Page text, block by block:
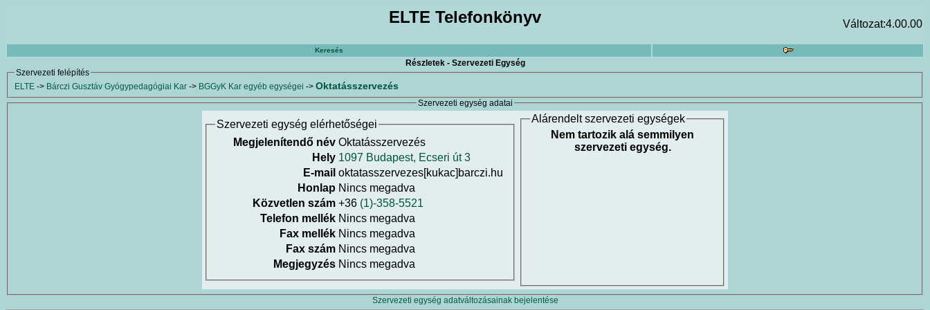
ELTE Telefonkönyv Változat:4.00.00
Keresés
Részletek - Szervezeti Egység
Szervezeti felépítés
ELTE -> Bárczi Gusztáv Gyógypedagógiai Kar -> BGGyK Kar egyéb egységei -> Oktatásszervezés
Szervezeti egység adatai
Szervezeti egység elérhetőségei
Megjelenítendő név Oktatásszervezés
Hely 1097 Budapest, Ecseri út 3
E-mail oktatasszervezes[kukac]barczi.hu
Honlap Nincs megadva
Közvetlen szám +36 (1)-358-5521
Telefon mellék Nincs megadva
Fax mellék Nincs megadva
Fax szám Nincs megadva
Megjegyzés Nincs megadva
Alárendelt szervezeti egységek
Nem tartozik alá semmilyen
szervezeti egység.
Szervezeti egység adatváltozásainak bejelentése